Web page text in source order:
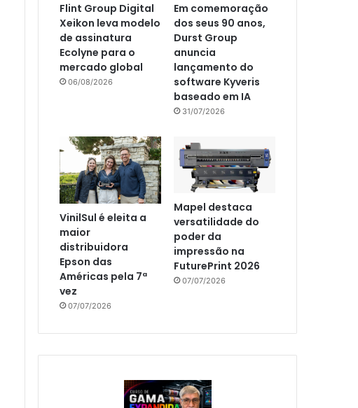
Flint Group Digital
Xeikon leva modelo
de assinatura
Ecolyne para o
mercado global
06/08/2026
Em comemoração
dos seus 90 anos,
Durst Group
anuncia
lançamento do
software Kyveris
baseado em IA
31/07/2026
VinilSul é eleita a
maior
distribuidora
Epson das
Américas pela 7ª
vez
07/07/2026
Mapel destaca
versatilidade do
poder da
impressão na
FuturePrint 2026
07/07/2026